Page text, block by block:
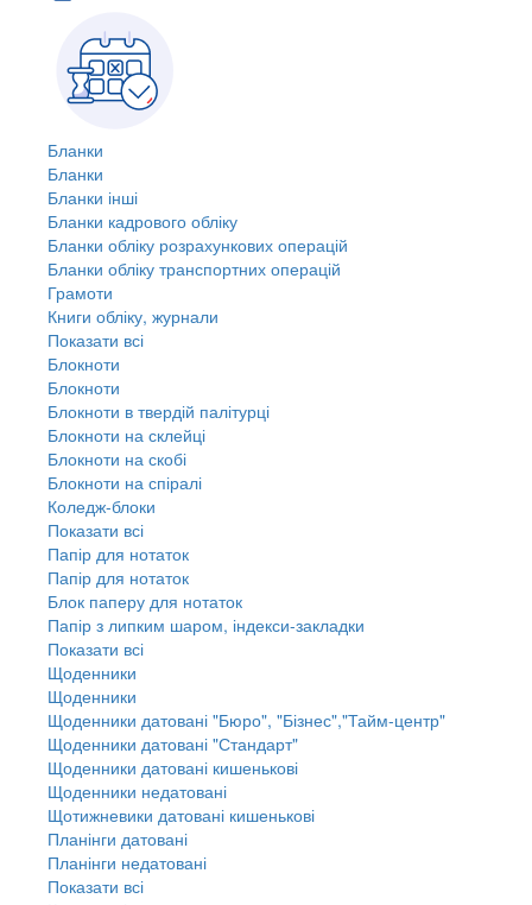
Бланки
Бланки
Бланки інші
Бланки кадрового обліку
Бланки обліку розрахункових операцій
Бланки обліку транспортних операцій
Грамоти
Книги обліку, журнали
Показати всі
Блокноти
Блокноти
Блокноти в твердій палітурці
Блокноти на склейці
Блокноти на скобі
Блокноти на спіралі
Коледж-блоки
Показати всі
Папір для нотаток
Папір для нотаток
Блок паперу для нотаток
Папір з липким шаром, індекси-закладки
Показати всі
Щоденники
Щоденники
Щоденники датовані "Бюро", "Бізнес","Тайм-центр"
Щоденники датовані "Стандарт"
Щоденники датовані кишенькові
Щоденники недатовані
Щотижневики датовані кишенькові
Планінги датовані
Планінги недатовані
Показати всі